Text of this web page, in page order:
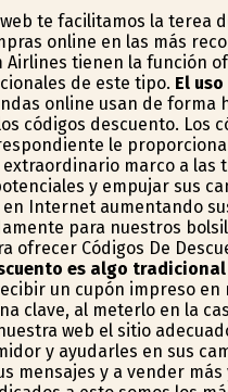
te facilitamos la terea
online en las más
tienen la función
de este tipo. El
online usan de forma
códigos descuento. Los
le
marco a las
y empujar sus
Internet aumentando
para nuestros
ofrecer Códigos De
es algo
un cupón impreso
clave, al meterlo en la
web el sitio
y ayudarles en sus
mensajes y a vender más